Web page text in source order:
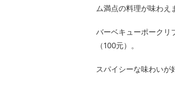
ム満点の料理が味わえ
バーベキューポークリ
（100元）。
スパイシーな味わいが